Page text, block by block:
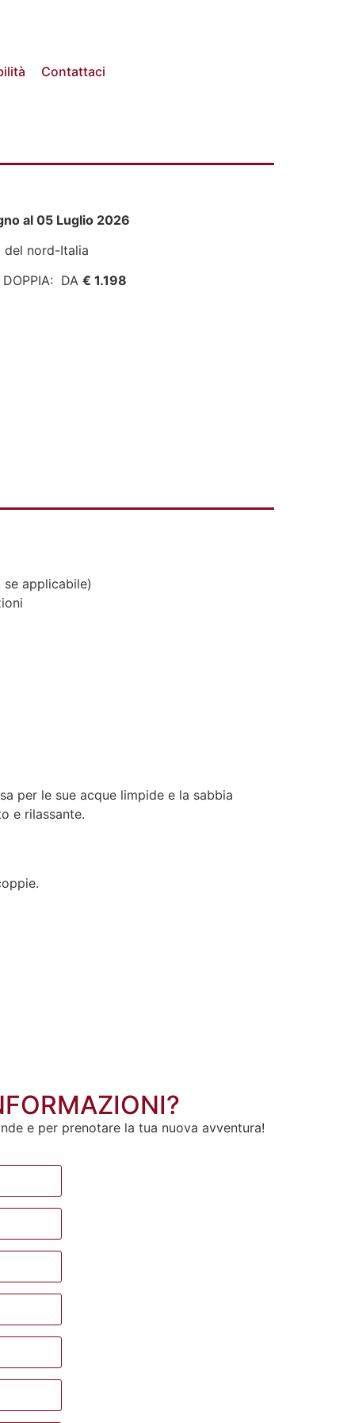
Contattaci
al 05 Luglio 2026
nord-Italia
DOPPIA: DA€ 1.198
applicabile)
per le sue acque limpide e la sabbia
e rilassante.
e per prenotare la tua nuova avventura!